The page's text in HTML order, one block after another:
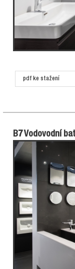
pdf ke stažení
B7 Vodovodní